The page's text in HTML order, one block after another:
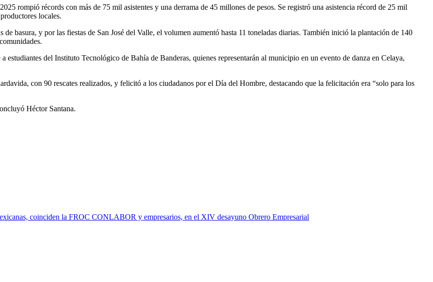
rompió récords con más de 75 mil asistentes y una derrama de 45 millones de pesos. Se registró una asistencia récord de 25 mil
locales.
basura, y por las fiestas de San José del Valle, el volumen aumentó hasta 11 toneladas diarias. También inició la plantación de 140
estudiantes del Instituto Tecnológico de Bahía de Banderas, quienes representarán al municipio en un evento de danza en Celaya,
con 90 rescates realizados, y felicitó a los ciudadanos por el Día del Hombre, destacando que la felicitación era “solo para los
Héctor Santana.
coinciden la FROC CONLABOR y empresarios, en el XIV desayuno Obrero Empresarial